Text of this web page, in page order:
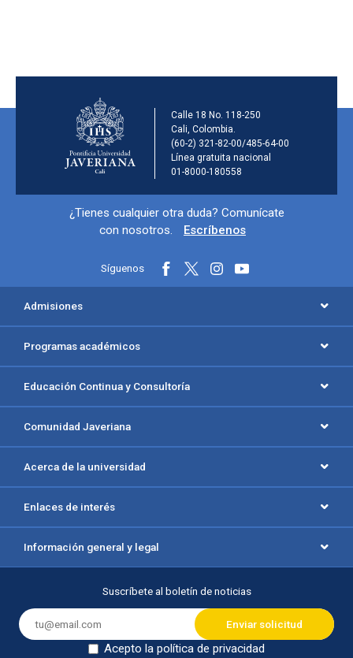
Información de la
Calle 18 No. 118-250
Cali, Colombia.
(60-2) 321-82-00/485-64-00
Línea gratuita nacional
01-8000-180558
Información y redes sociales
¿Tienes cualquier otra duda? Comunícate
con nosotros.
Escríbenos
Síguenos
Menú principal del footer
Admisiones
Programas académicos
Educación Continua y Consultoría
Comunidad Javeriana
Acerca de la universidad
Enlaces de interés
Información general y legal
Suscríbete al boletín de noticias
Acepto la política de privacidad